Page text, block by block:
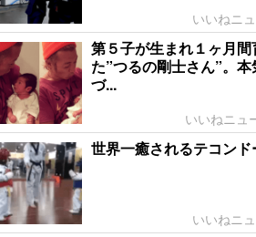
いいねニ
第５子が生まれ１ヶ月
た”つるの剛士さん”。
づ...
いいねニュ
世界一癒されるテコン
いいねニ